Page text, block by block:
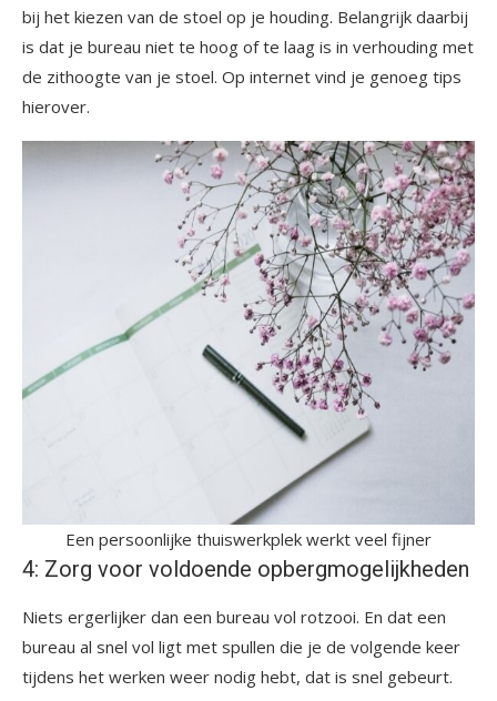
bij het kiezen van de stoel op je houding. Belangrijk daarbij
is dat je bureau niet te hoog of te laag is in verhouding met
de zithoogte van je stoel. Op internet vind je genoeg tips
hierover.
Een persoonlijke thuiswerkplek werkt veel fijner
4: Zorg voor voldoende opbergmogelijkheden
Niets ergerlijker dan een bureau vol rotzooi. En dat een
bureau al snel vol ligt met spullen die je de volgende keer
tijdens het werken weer nodig hebt, dat is snel gebeurt.